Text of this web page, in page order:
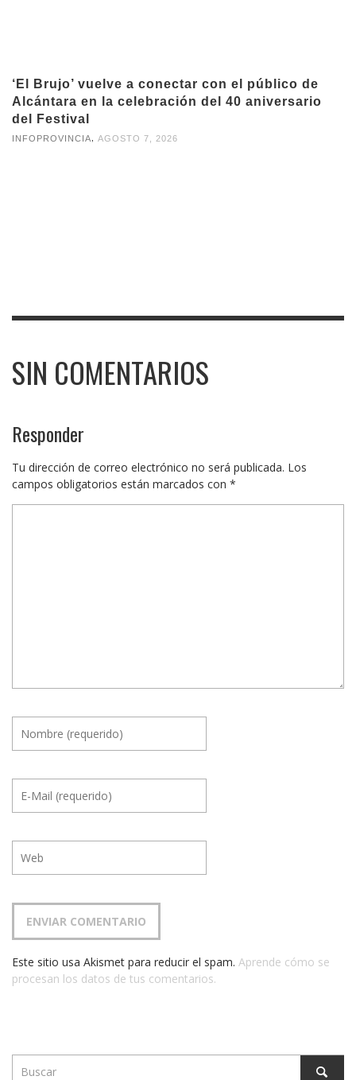
‘El Brujo’ vuelve a conectar con el público de
Alcántara en la celebración del 40 aniversario
del Festival
INFOPROVINCIA AGOSTO 7, 2026
SIN COMENTARIOS
Responder
Tu dirección de correo electrónico no será publicada. Los
campos obligatorios están marcados con *
Este sitio usa Akismet para reducir el spam. Aprende cómo se
procesan los datos de tus comentarios.